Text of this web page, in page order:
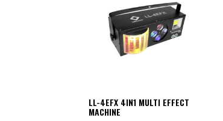
LL-4EFX 4IN1 MULTI EFFECT
MACHINE